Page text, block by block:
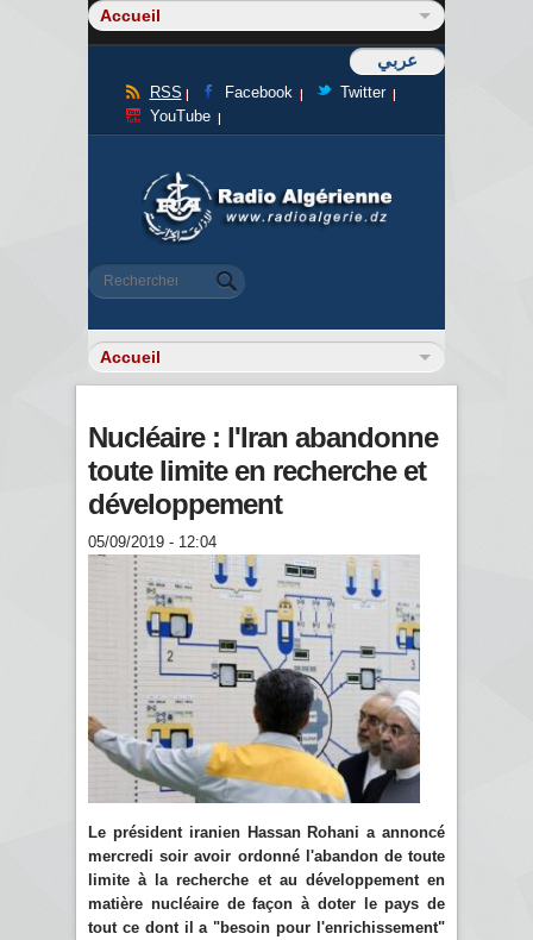
عربي
RSS Facebook
Twitter
YouTube
Formulaire de recherche
Rechercher
Nucléaire : l'Iran abandonne
toute limite en recherche et
développement
05/09/2019 - 12:04
Le président iranien Hassan Rohani a annoncé
mercredi soir avoir ordonné l'abandon de toute
limite à la recherche et au développement en
matière nucléaire de façon à doter le pays de
tout ce dont il a "besoin pour l'enrichissement"